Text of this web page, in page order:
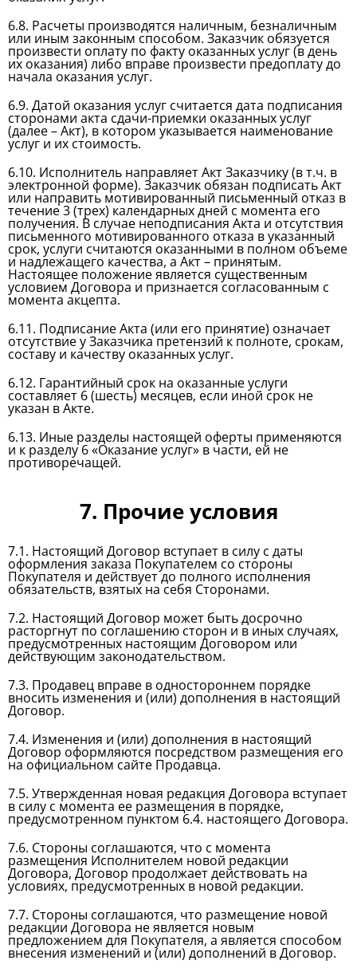
6.8. Расчеты производятся наличным, безналичным
или иным законным способом. Заказчик обязуется
произвести оплату по факту оказанных услуг (в день
их оказания) либо вправе произвести предоплату до
начала оказания услуг.
6.9. Датой оказания услуг считается дата подписания
сторонами акта сдачи-приемки оказанных услуг
(далее – Акт), в котором указывается наименование
услуг и их стоимость.
6.10. Исполнитель направляет Акт Заказчику (в т.ч. в
электронной форме). Заказчик обязан подписать Акт
или направить мотивированный письменный отказ в
течение 3 (трех) календарных дней с момента его
получения. В случае неподписания Акта и отсутствия
письменного мотивированного отказа в указанный
срок, услуги считаются оказанными в полном объеме
и надлежащего качества, а Акт – принятым.
Настоящее положение является существенным
условием Договора и признается согласованным с
момента акцепта.
6.11. Подписание Акта (или его принятие) означает
отсутствие у Заказчика претензий к полноте, срокам,
составу и качеству оказанных услуг.
6.12. Гарантийный срок на оказанные услуги
составляет 6 (шесть) месяцев, если иной срок не
указан в Акте.
6.13. Иные разделы настоящей оферты применяются
и к разделу 6 «Оказание услуг» в части, ей не
противоречащей.
7. Прочие условия
7.1. Настоящий Договор вступает в силу с даты
оформления заказа Покупателем со стороны
Покупателя и действует до полного исполнения
обязательств, взятых на себя Сторонами.
7.2. Настоящий Договор может быть досрочно
расторгнут по соглашению сторон и в иных случаях,
предусмотренных настоящим Договором или
действующим законодательством.
7.3. Продавец вправе в одностороннем порядке
вносить изменения и (или) дополнения в настоящий
Договор.
7.4. Изменения и (или) дополнения в настоящий
Договор оформляются посредством размещения его
на официальном сайте Продавца.
7.5. Утвержденная новая редакция Договора вступает
в силу с момента ее размещения в порядке,
предусмотренном пунктом 6.4. настоящего Договора.
7.6. Стороны соглашаются, что с момента
размещения Исполнителем новой редакции
Договора, Договор продолжает действовать на
условиях, предусмотренных в новой редакции.
7.7. Стороны соглашаются, что размещение новой
редакции Договора не является новым
предложением для Покупателя, а является способом
внесения изменений и (или) дополнений в Договор.